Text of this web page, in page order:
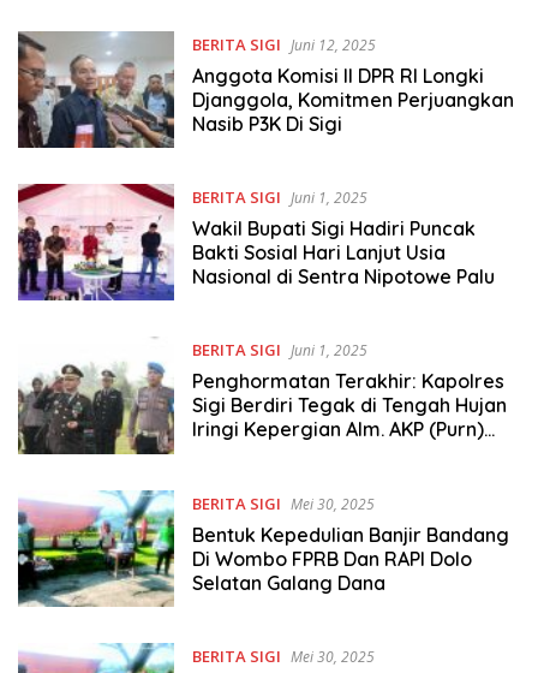
BERITA SIGI Juni 12, 2025
Anggota Komisi II DPR RI Longki
Djanggola, Komitmen Perjuangkan
Nasib P3K Di Sigi
BERITA SIGI Juni 1, 2025
Wakil Bupati Sigi Hadiri Puncak
Bakti Sosial Hari Lanjut Usia
Nasional di Sentra Nipotowe Palu
BERITA SIGI Juni 1, 2025
Penghormatan Terakhir: Kapolres
Sigi Berdiri Tegak di Tengah Hujan
Iringi Kepergian Alm. AKP (Purn)
BERITA SIGI Mei 30, 2025
Bentuk Kepedulian Banjir Bandang
Di Wombo FPRB Dan RAPI Dolo
Selatan Galang Dana
BERITA SIGI Mei 30, 2025